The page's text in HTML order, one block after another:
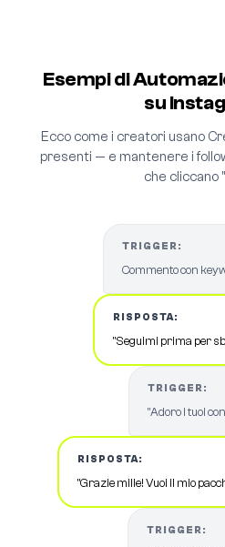
Esempi di
su
Ecco come i creatori usano
presenti — e mantenere i
che cliccano
TRIGGER:
Commento con
RISPOSTA:
"Seguimi prima per
TRIGGER:
"Adoro i tuoi
RISPOSTA:
"Grazie mille! Vuoi il mio
TRIGGER: